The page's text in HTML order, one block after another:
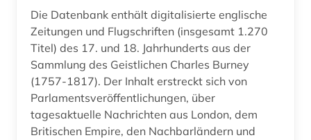
archivalien (2)
archive (2)
archivierung (2)
archivwesen (1)
archäologie (2)
Thueringen (11)
Tschechische Republik (14)
Tuerkei (12)
USA (89)
Ukraine (17)
Die Datenbank enthält digitalisierte englische
Zeitungen und Flugschriften (insgesamt 1.270
Titel) des 17. und 18. Jahrhunderts aus der
Sammlung des Geistlichen Charles Burney
(1757-1817). Der Inhalt erstreckt sich von
Parlamentsveröffentlichungen, über
tagesaktuelle Nachrichten aus London, dem
Britischen Empire, den Nachbarländern und